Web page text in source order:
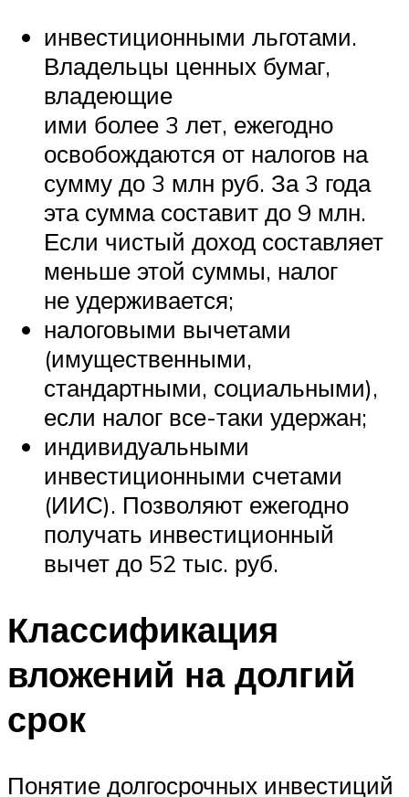
инвестиционными льготами.
Владельцы ценных бумаг,
владеющие
ими более 3 лет, ежегодно
освобождаются от налогов на
сумму до 3 млн руб. За 3 года
эта сумма составит до 9 млн.
Если чистый доход составляет
меньше этой суммы, налог
не удерживается;
налоговыми вычетами
(имущественными,
стандартными, социальными),
если налог все-таки удержан;
индивидуальными
инвестиционными счетами
(ИИС). Позволяют ежегодно
получать инвестиционный
вычет до 52 тыс. руб.
Классификация
вложений на долгий
срок
Понятие долгосрочных инвестиций